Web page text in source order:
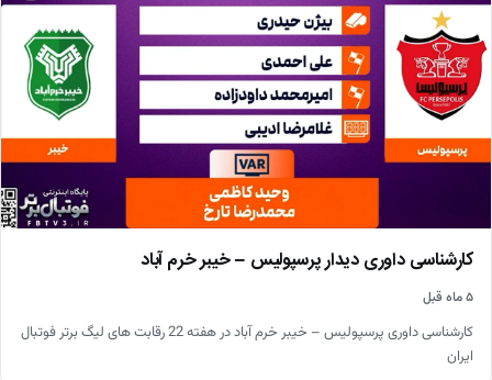
کارشناسی داوری دیدار پرسپولیس – خیبر خرم آباد
۵ ماه قبل
کارشناسی داوری پرسپولیس – خیبر خرم آباد در هفته 22 رقابت های لیگ برتر فوتبال
ایران